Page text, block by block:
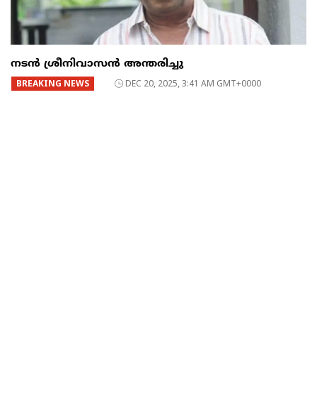
നടൻ ശ്രീനിവാസൻ അന്തരിച്ചു
BREAKING NEWS DEC 20, 2025, 3:41 AM GMT+0000